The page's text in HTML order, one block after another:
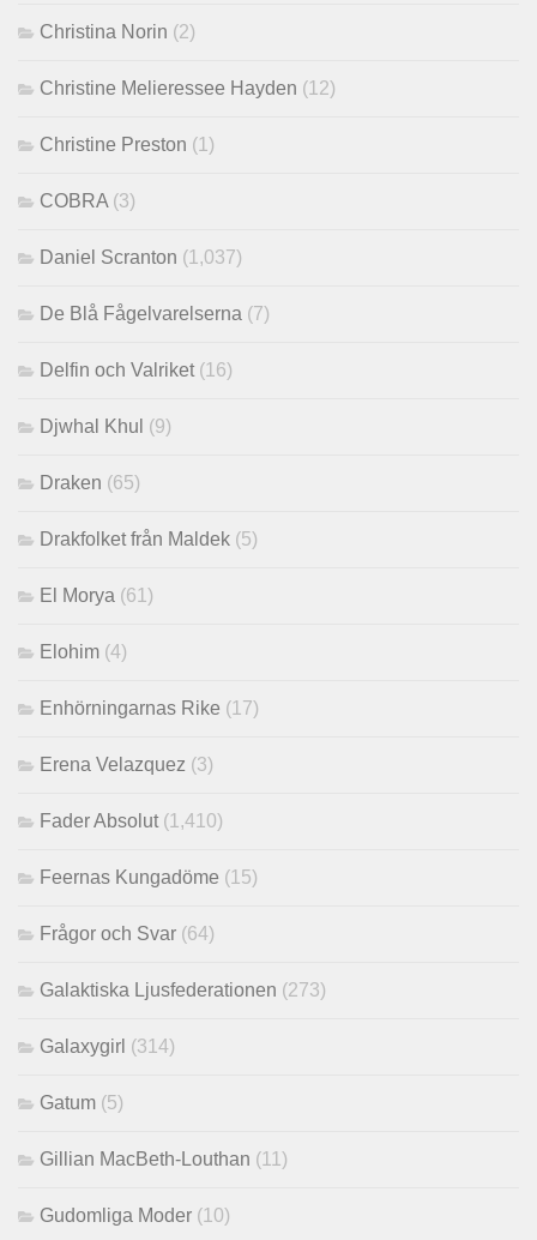
Christina Norin (2)
Christine Melieressee Hayden (12)
Christine Preston (1)
COBRA (3)
Daniel Scranton (1,037)
De Blå Fågelvarelserna (7)
Delfin och Valriket (16)
Djwhal Khul (9)
Draken (65)
Drakfolket från Maldek (5)
El Morya (61)
Elohim (4)
Enhörningarnas Rike (17)
Erena Velazquez (3)
Fader Absolut (1,410)
Feernas Kungadöme (15)
Frågor och Svar (64)
Galaktiska Ljusfederationen (273)
Galaxygirl (314)
Gatum (5)
Gillian MacBeth-Louthan (11)
Gudomliga Moder (10)